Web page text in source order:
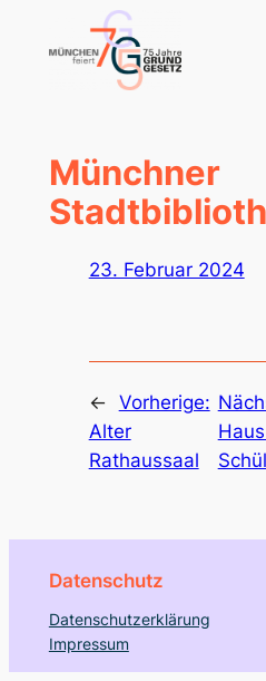
Inhalt
Münchner
23. Februar 2024
← Vorherige:
Alter
Rathaussaal
Datenschutz
Datenschutzerklärung
Impressum